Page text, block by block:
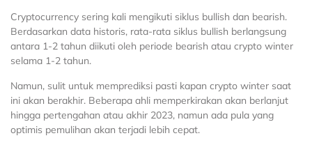
Cryptocurrency sering kali mengikuti siklus bullish dan bearish.
Berdasarkan data historis, rata-rata siklus bullish berlangsung
antara 1-2 tahun diikuti oleh periode bearish atau crypto winter
selama 1-2 tahun.
Namun, sulit untuk memprediksi pasti kapan crypto winter saat
ini akan berakhir. Beberapa ahli memperkirakan akan berlanjut
hingga pertengahan atau akhir 2023, namun ada pula yang
optimis pemulihan akan terjadi lebih cepat.